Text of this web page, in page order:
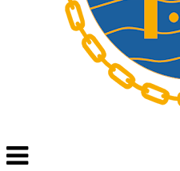
Veksle
navigasjon